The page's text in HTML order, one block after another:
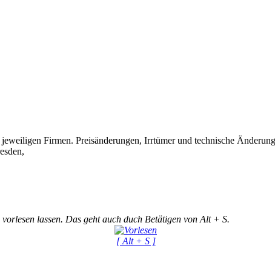
Firmen. Preisänderungen, Irrtümer und technische
lassen. Das geht auch duch Betätigen von Alt + S.
[ Alt + S ]